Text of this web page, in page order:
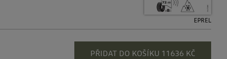
EPREL
PŘIDAT DO KOŠÍKU 11636 KČ